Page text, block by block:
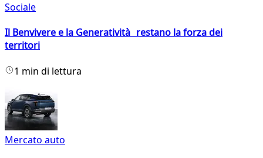
Sociale
Il Benvivere e la Generatività restano la forza dei
territori
1 min di lettura
Mercato auto